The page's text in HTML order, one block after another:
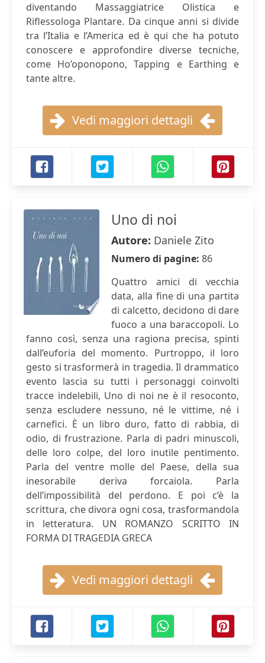
diventando Massaggiatrice Olistica e
Riflessologa Plantare. Da cinque anni si divide
tra l’Italia e l’America ed è qui che ha potuto
conoscere e approfondire diverse tecniche,
come Ho’oponopono, Tapping e Earthing e
tante altre.
Vedi maggiori dettagli
Uno di noi
Autore: Daniele Zito
Numero di pagine: 86
Quattro amici di vecchia
data, alla fine di una partita
di calcetto, decidono di dare
fuoco a una baraccopoli. Lo
fanno così, senza una ragiona precisa, spinti
dall’euforia del momento. Purtroppo, il loro
gesto si trasformerà in tragedia. Il drammatico
evento lascia su tutti i personaggi coinvolti
tracce indelebili, Uno di noi ne è il resoconto,
senza escludere nessuno, né le vittime, né i
carnefici. È un libro duro, fatto di rabbia, di
odio, di frustrazione. Parla di padri minuscoli,
delle loro colpe, del loro inutile pentimento.
Parla del ventre molle del Paese, della sua
inesorabile deriva forcaiola. Parla
dell’impossibilità del perdono. E poi c’è la
scrittura, che divora ogni cosa, trasformandola
in letteratura. UN ROMANZO SCRITTO IN
FORMA DI TRAGEDIA GRECA
Vedi maggiori dettagli